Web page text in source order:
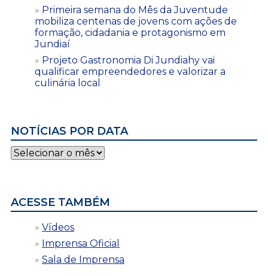
Primeira semana do Mês da Juventude
mobiliza centenas de jovens com ações de
formação, cidadania e protagonismo em
Jundiaí
Projeto Gastronomia Di Jundiahy vai
qualificar empreendedores e valorizar a
culinária local
NOTÍCIAS POR DATA
Notícias
por
ACESSE TAMBÉM
Vídeos
Imprensa Oficial
Sala de Imprensa